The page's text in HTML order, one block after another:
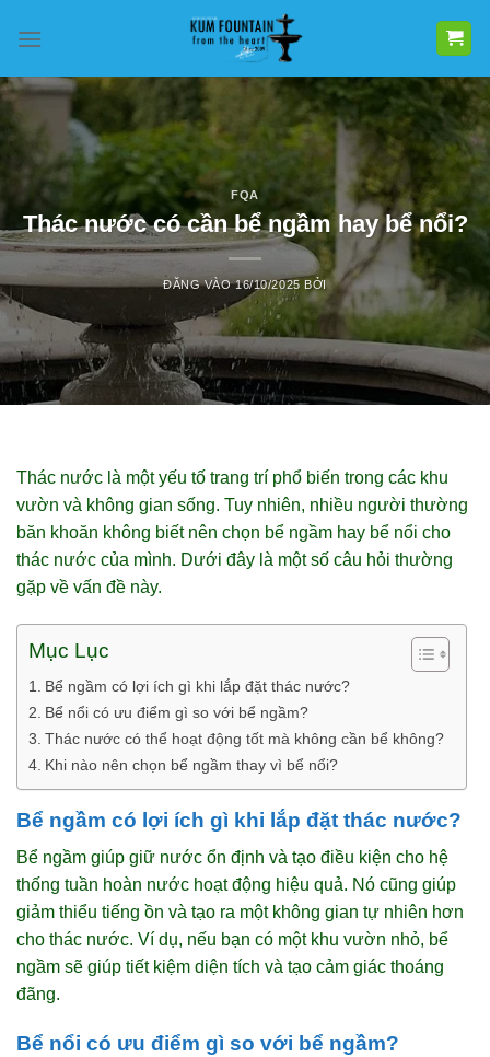
qua
dung
FQA
Thác nước có cần bể ngầm hay bể nổi?
ĐĂNG VÀO16/10/2025 BỞI
Thác nước là một yếu tố trang trí phổ biến trong các khu
vườn và không gian sống. Tuy nhiên, nhiều người thường
băn khoăn không biết nên chọn bể ngầm hay bể nổi cho
thác nước của mình. Dưới đây là một số câu hỏi thường
gặp về vấn đề này.
Mục Lục
Bể ngầm có lợi ích gì khi lắp đặt thác nước?
Bể nổi có ưu điểm gì so với bể ngầm?
Thác nước có thể hoạt động tốt mà không cần bể không?
Khi nào nên chọn bể ngầm thay vì bể nổi?
Bể ngầm có lợi ích gì khi lắp đặt thác nước?
Bể ngầm giúp giữ nước ổn định và tạo điều kiện cho hệ
thống tuần hoàn nước hoạt động hiệu quả. Nó cũng giúp
giảm thiểu tiếng ồn và tạo ra một không gian tự nhiên hơn
cho thác nước. Ví dụ, nếu bạn có một khu vườn nhỏ, bể
ngầm sẽ giúp tiết kiệm diện tích và tạo cảm giác thoáng
đãng.
Bể nổi có ưu điểm gì so với bể ngầm?